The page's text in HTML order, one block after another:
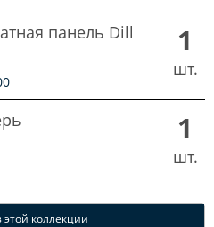
панель Dill
1
шт.
1
шт.
этой коллекции